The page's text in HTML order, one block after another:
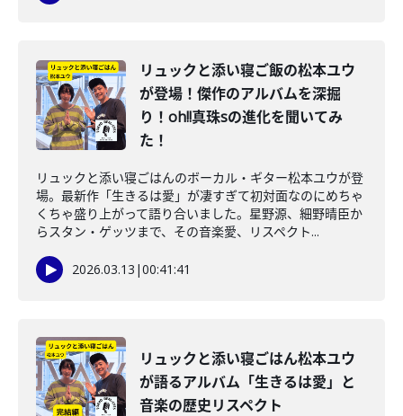
リュックと添い寝ご飯の松本ユウ
が登場！傑作のアルバムを深掘
り！oh!!真珠sの進化を聞いてみ
た！
リュックと添い寝ごはんのボーカル・ギター松本ユウが登
場。最新作「生きるは愛」が凄すぎて初対面なのにめちゃ
くちゃ盛り上がって語り合いました。星野源、細野晴臣か
らスタン・ゲッツまで、その音楽愛、リスペクト...
2026.03.13 |00:41:41
リュックと添い寝ごはん松本ユウ
が語るアルバム「生きるは愛」と
音楽の歴史リスペクト